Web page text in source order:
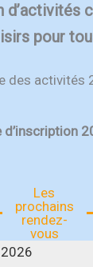
d’activités
pour
des activités
d’inscription
Les
prochains
rendez-
vous